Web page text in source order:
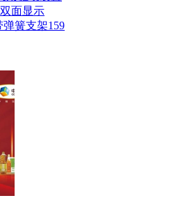
面显示
簧支架159